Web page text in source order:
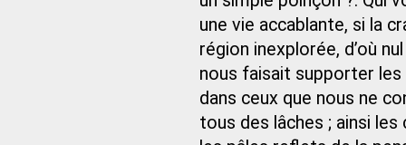
une vie accablante, si la
région inexplorée, d’où
nous faisait supporter les
dans ceux que nous ne
tous des lâches ; ainsi